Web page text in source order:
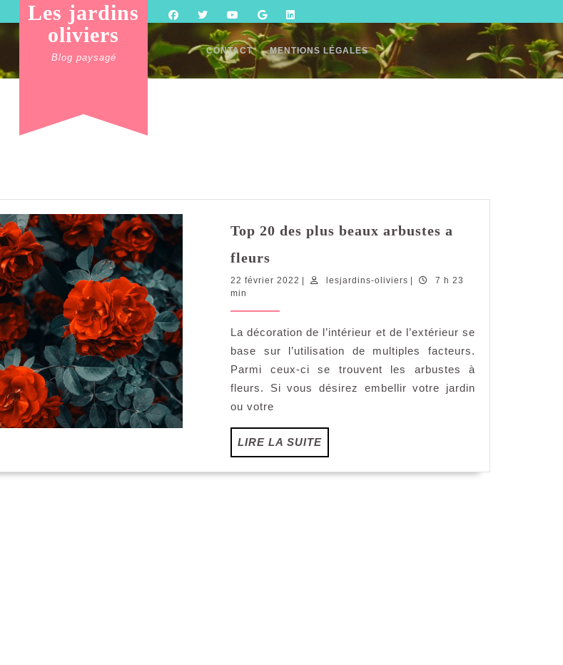
Les jardins
oliviers
Blog paysagé
CONTACT MENTIONS LÉGALES
Top 20 des plus beaux arbustes a
fleurs
des
arbustes
a
fleurs
22 février 2022 22
lesjardins-olivierslesjardins-
7 h 23
min
La décoration de l’intérieur et de l’extérieur se
base sur l’utilisation de multiples facteurs.
Parmi ceux-ci se trouvent les arbustes à
fleurs. Si vous désirez embellir votre jardin
ou votre
LIRE LA SUITELIRE
LA
SUITE